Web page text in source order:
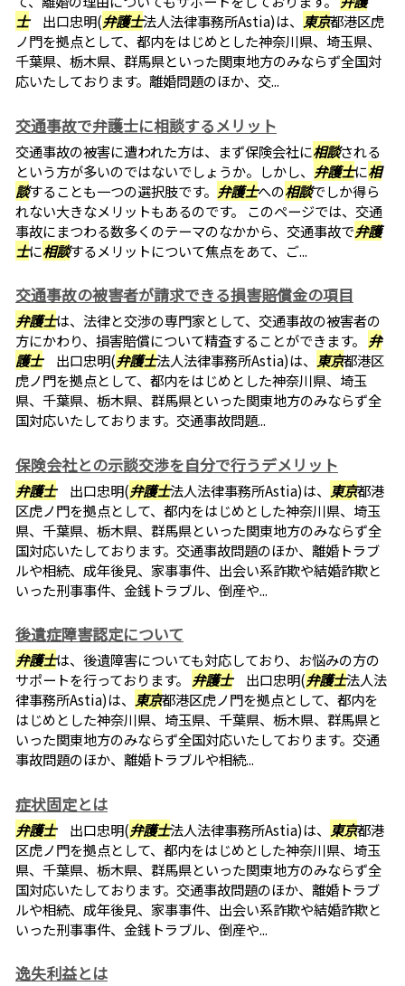
士出口忠明(弁護士法人法律事務所Astia)は、 東京都港区虎
ノ門を拠点として、都内をはじめとした神奈川県、埼玉県、
千葉県、栃木県、群馬県といった関東地方のみならず全国対
応いたしております。離婚問題のほか、交...
交通事故で弁護士に相談するメリット
交通事故の被害に遭われた方は、まず保険会社に相談される
という方が多いのではないでしょうか。しかし、 弁護士に相
談することも一つの選択肢です。 弁護士への相談でしか得ら
れない大きなメリットもあるのです。 このページでは、交通
事故にまつわる数多くのテーマのなかから、交通事故で弁護
士に相談するメリットについて焦点をあて、ご...
交通事故の被害者が請求できる損害賠償金の項目
弁護士は、法律と交渉の専門家として、交通事故の被害者の
方にかわり、損害賠償について精査することができます。 弁
護士出口忠明(弁護士法人法律事務所Astia)は、 東京都港区
虎ノ門を拠点として、都内をはじめとした神奈川県、埼玉
県、千葉県、栃木県、群馬県といった関東地方のみならず全
国対応いたしております。交通事故問題...
保険会社との示談交渉を自分で行うデメリット
弁護士出口忠明(弁護士法人法律事務所Astia)は、 東京都港
区虎ノ門を拠点として、都内をはじめとした神奈川県、埼玉
県、千葉県、栃木県、群馬県といった関東地方のみならず全
国対応いたしております。交通事故問題のほか、離婚トラブ
ルや相続、成年後見、家事事件、出会い系詐欺や結婚詐欺と
いった刑事事件、金銭トラブル、倒産や...
後遺症障害認定について
弁護士は、後遺障害についても対応しており、お悩みの方の
サポートを行っております。 弁護士出口忠明(弁護士法人法
律事務所Astia)は、 東京都港区虎ノ門を拠点として、都内を
はじめとした神奈川県、埼玉県、千葉県、栃木県、群馬県と
いった関東地方のみならず全国対応いたしております。交通
事故問題のほか、離婚トラブルや相続...
症状固定とは
弁護士出口忠明(弁護士法人法律事務所Astia)は、 東京都港
区虎ノ門を拠点として、都内をはじめとした神奈川県、埼玉
県、千葉県、栃木県、群馬県といった関東地方のみならず全
国対応いたしております。交通事故問題のほか、離婚トラブ
ルや相続、成年後見、家事事件、出会い系詐欺や結婚詐欺と
いった刑事事件、金銭トラブル、倒産や...
逸失利益とは